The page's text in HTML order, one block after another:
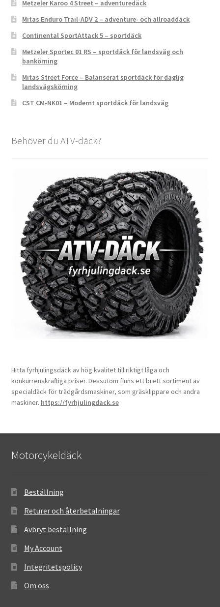
Metzeler Karoo 4 Street – adventuredäck
Mitas Enduro Trail-ADV 2 – adventure- och allroaddäck
Continental SportAttack 5 – sportdäck
Metzeler Sportec 01 RS – sportdäck för landsväg och
bankörning
Mitas Street Force – Balanserat sportdäck för daglig
landsvägskörning
CST CM-NK01 – Modernt sportdäck för landsväg
Behöver du ATV-däck?
Hitta fyrhjulingsdäck av hög kvalitet till riktigt låga och
konkurrenskraftiga priser. Dessutom finns ett brett sortiment av
specialdäck för trädgårdsmaskiner, som gräsklippare och andra
maskiner. https://fyrhjulingdack.se
Motorcykeldäck
Beställning
Returer och återbetalningar
Avbryt beställning
My Account
Integritetspolicy
Om oss